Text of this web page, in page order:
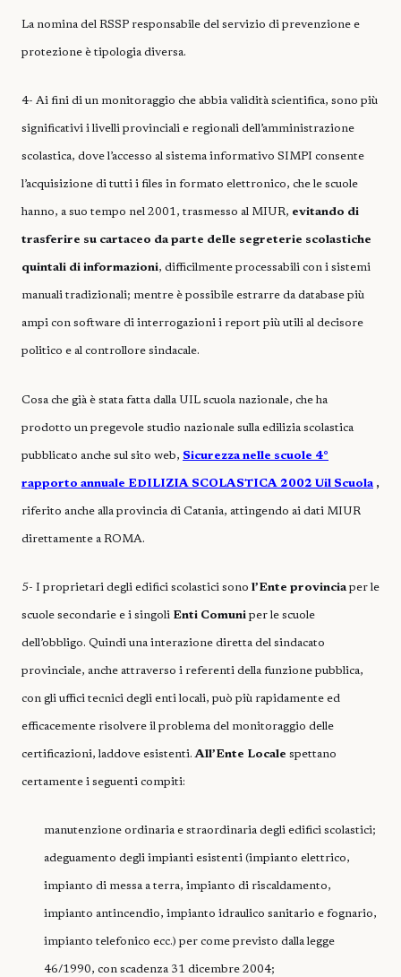
La nomina del RSSP responsabile del servizio di prevenzione e
protezione è tipologia diversa.
4- Ai fini di un monitoraggio che abbia validità scientifica, sono più
significativi i livelli provinciali e regionali dell’amministrazione
scolastica, dove l’accesso al sistema informativo SIMPI consente
l’acquisizione di tutti i files in formato elettronico, che le scuole
hanno, a suo tempo nel 2001, trasmesso al MIUR, evitando di
trasferire su cartaceo da parte delle segreterie scolastiche
quintali di informazioni, difficilmente processabili con i sistemi
manuali tradizionali; mentre è possibile estrarre da database più
ampi con software di interrogazioni i report più utili al decisore
politico e al controllore sindacale.
Cosa che già è stata fatta dalla UIL scuola nazionale, che ha
prodotto un pregevole studio nazionale sulla edilizia scolastica
pubblicato anche sul sito web, Sicurezza nelle scuole 4°
rapporto annuale EDILIZIA SCOLASTICA 2002 Uil Scuola ,
riferito anche alla provincia di Catania, attingendo ai dati MIUR
direttamente a ROMA.
5- I proprietari degli edifici scolastici sono l’Ente provincia per le
scuole secondarie e i singoli Enti Comuni per le scuole
dell’obbligo. Quindi una interazione diretta del sindacato
provinciale, anche attraverso i referenti della funzione pubblica,
con gli uffici tecnici degli enti locali, può più rapidamente ed
efficacemente risolvere il problema del monitoraggio delle
certificazioni, laddove esistenti.All’Ente Locale spettano
certamente i seguenti compiti:
manutenzione ordinaria e straordinaria degli edifici scolastici;
adeguamento degli impianti esistenti (impianto elettrico,
impianto di messa a terra, impianto di riscaldamento,
impianto antincendio, impianto idraulico sanitario e fognario,
impianto telefonico ecc.) per come previsto dalla legge
46/1990, con scadenza 31 dicembre 2004;